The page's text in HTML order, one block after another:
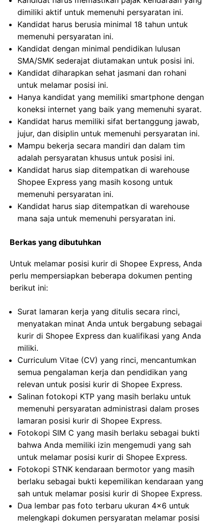
dimiliki aktif untuk memenuhi persyaratan ini.
Kandidat harus berusia minimal 18 tahun untuk
memenuhi persyaratan ini.
Kandidat dengan minimal pendidikan lulusan
SMA/SMK sederajat diutamakan untuk posisi ini.
Kandidat diharapkan sehat jasmani dan rohani
untuk melamar posisi ini.
Hanya kandidat yang memiliki smartphone dengan
koneksi internet yang baik yang memenuhi syarat.
Kandidat harus memiliki sifat bertanggung jawab,
jujur, dan disiplin untuk memenuhi persyaratan ini.
Mampu bekerja secara mandiri dan dalam tim
adalah persyaratan khusus untuk posisi ini.
Kandidat harus siap ditempatkan di warehouse
Shopee Express yang masih kosong untuk
memenuhi persyaratan ini.
Kandidat harus siap ditempatkan di warehouse
mana saja untuk memenuhi persyaratan ini.
Berkas yang dibutuhkan
Untuk melamar posisi kurir di Shopee Express, Anda
perlu mempersiapkan beberapa dokumen penting
berikut ini:
Surat lamaran kerja yang ditulis secara rinci,
menyatakan minat Anda untuk bergabung sebagai
kurir di Shopee Express dan kualifikasi yang Anda
miliki.
Curriculum Vitae (CV) yang rinci, mencantumkan
semua pengalaman kerja dan pendidikan yang
relevan untuk posisi kurir di Shopee Express.
Salinan fotokopi KTP yang masih berlaku untuk
memenuhi persyaratan administrasi dalam proses
lamaran posisi kurir di Shopee Express.
Fotokopi SIM C yang masih berlaku sebagai bukti
bahwa Anda memiliki izin mengemudi yang sah
untuk melamar posisi kurir di Shopee Express.
Fotokopi STNK kendaraan bermotor yang masih
berlaku sebagai bukti kepemilikan kendaraan yang
sah untuk melamar posisi kurir di Shopee Express.
Dua lembar pas foto terbaru ukuran 4×6 untuk
melengkapi dokumen persyaratan melamar posisi